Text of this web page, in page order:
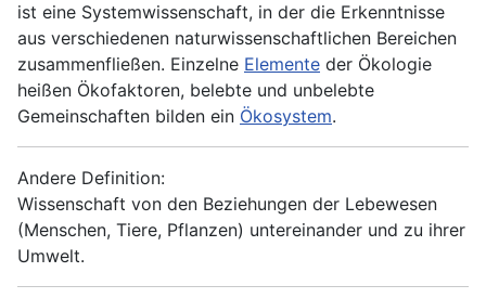
ist eine Systemwissenschaft, in der die Erkenntnisse
aus verschiedenen naturwissenschaftlichen Bereichen
zusammenfließen. Einzelne Elemente der Ökologie
heißen Ökofaktoren, belebte und unbelebte
Gemeinschaften bilden ein Ökosystem.
Andere Definition:
Wissenschaft von den Beziehungen der Lebewesen
(Menschen, Tiere, Pflanzen) untereinander und zu ihrer
Umwelt.